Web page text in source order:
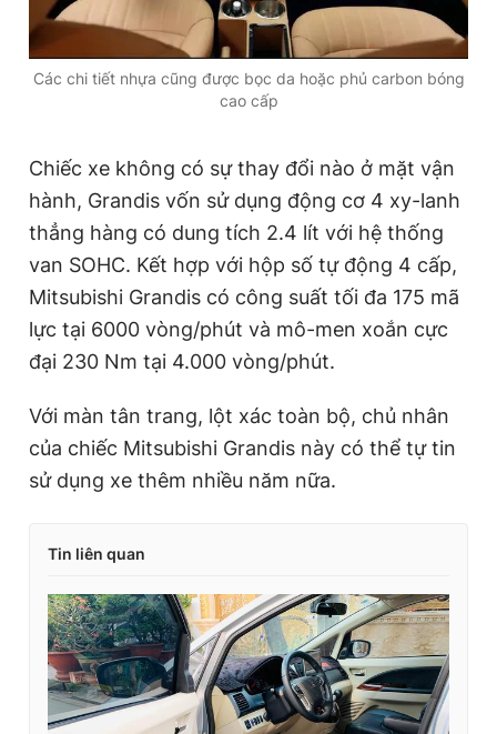
Các chi tiết nhựa cũng được bọc da hoặc phủ carbon bóng
cao cấp
Chiếc xe không có sự thay đổi nào ở mặt vận
hành, Grandis vốn sử dụng động cơ 4 xy-lanh
thẳng hàng có dung tích 2.4 lít với hệ thống
van SOHC. Kết hợp với hộp số tự động 4 cấp,
Mitsubishi Grandis có công suất tối đa 175 mã
lực tại 6000 vòng/phút và mô-men xoắn cực
đại 230 Nm tại 4.000 vòng/phút.
Với màn tân trang, lột xác toàn bộ, chủ nhân
của chiếc Mitsubishi Grandis này có thể tự tin
sử dụng xe thêm nhiều năm nữa.
Tin liên quan